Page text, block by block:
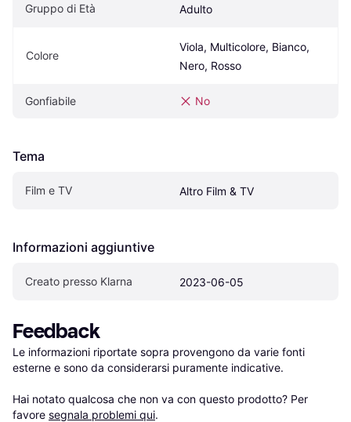
Gruppo di Età Adulto
Colore
Viola, Multicolore, Bianco,
Nero, Rosso
Gonfiabile No
Tema
Film e TV Altro Film & TV
Informazioni aggiuntive
Creato presso Klarna 2023-06-05
Feedback
Le informazioni riportate sopra provengono da varie fonti
esterne e sono da considerarsi puramente indicative.
Hai notato qualcosa che non va con questo prodotto? Per
favore segnala problemi qui.